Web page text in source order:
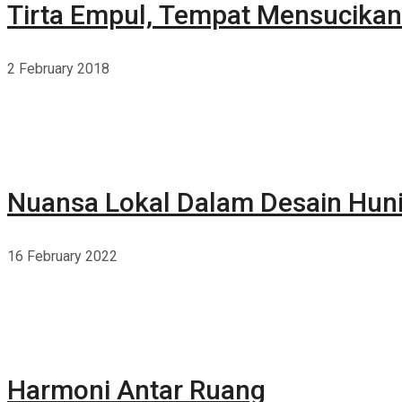
Tirta Empul, Tempat
2 February 2018
Nuansa Lokal Dalam Desain
16 February 2022
Harmoni Antar Ruang